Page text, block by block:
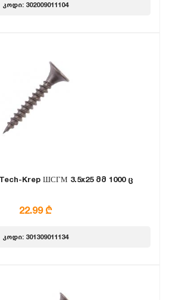
კოდი: 302009011104
Krep ШСГМ 3.5x25 მმ 1000 ც
22.99 ₾
კოდი: 301309011134